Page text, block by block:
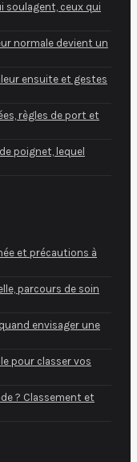
soulagent, ceux qui
normale devient un
ensuite et gestes
règles de port et
poignet, lequel
et précautions à
parcours de soin
envisager une
pour classer vos
? Classement et